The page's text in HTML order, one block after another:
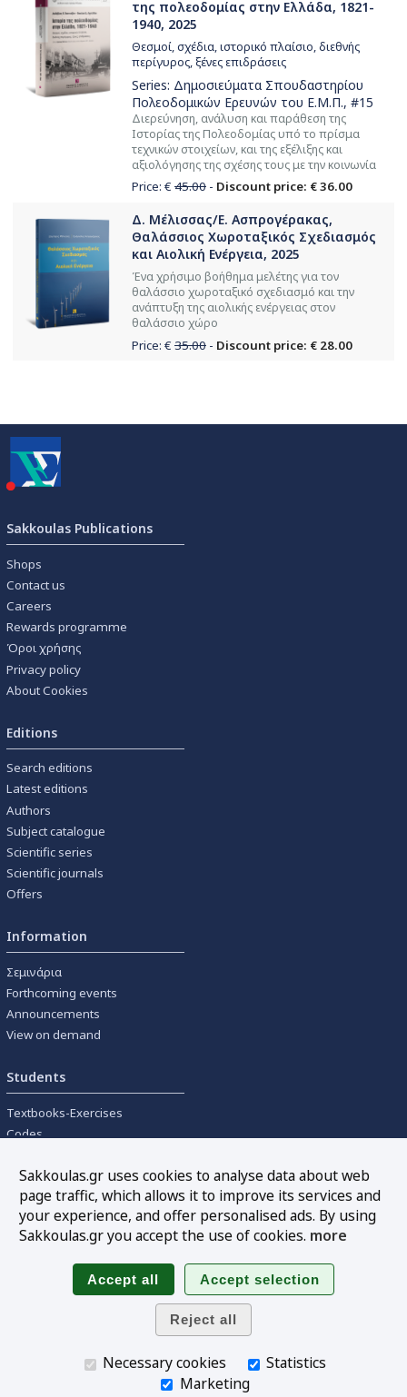
της πολεοδομίας στην Ελλάδα, 1821-
1940, 2025
Θεσμοί, σχέδια, ιστορικό πλαίσιο, διεθνής
περίγυρος, ξένες επιδράσεις
Series: Δημοσιεύματα Σπουδαστηρίου
Πολεοδομικών Ερευνών του Ε.Μ.Π., #15
Διερεύνηση, ανάλυση και παράθεση της
Ιστορίας της Πολεοδομίας υπό το πρίσμα
τεχνικών στοιχείων, και της εξέλιξης και
αξιολόγησης της σχέσης τους με την κοινωνία
Price: € 45.00 - Discount price: € 36.00
Δ. Μέλισσας/Ε. Ασπρογέρακας,
Θαλάσσιος Χωροταξικός Σχεδιασμός
και Αιολική Ενέργεια, 2025
Ένα χρήσιμο βοήθημα μελέτης για τον
θαλάσσιο χωροταξικό σχεδιασμό και την
ανάπτυξη της αιολικής ενέργειας στον
θαλάσσιο χώρο
Price: € 35.00 - Discount price: € 28.00
Sakkoulas Publications
Shops
Contact us
Careers
Rewards programme
Όροι χρήσης
Privacy policy
About Cookies
Editions
Search editions
Latest editions
Authors
Subject catalogue
Scientific series
Scientific journals
Offers
Information
Σεμινάρια
Forthcoming events
Announcements
View on demand
Students
Textbooks-Exercises
Codes
Tools
Online interest calculation
Follow us
Sakkoulas.gr uses cookies to analyse data about web
page traffic, which allows it to improve its services and
your experience, and offer personalised ads. By using
Sakkoulas.gr you accept the use of cookies. more
Necessary cookies
Statistics
Marketing